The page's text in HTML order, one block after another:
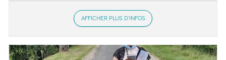
AFFICHER PLUS D'INFOS